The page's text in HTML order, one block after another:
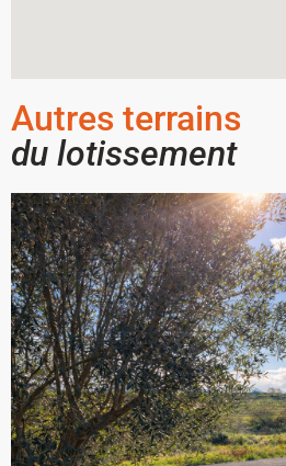
Autres terrains
du lotissement